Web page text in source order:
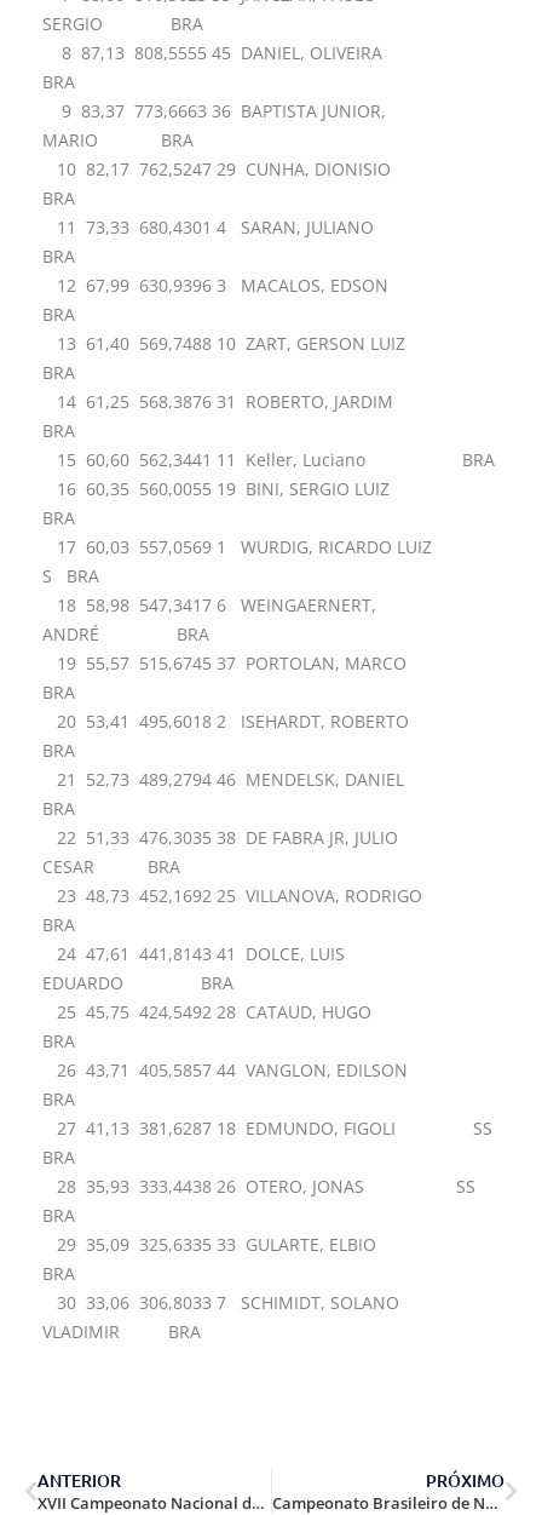
SERGIO BRA
8 87,13 808,5555 45 DANIEL, OLIVEIRA
BRA
9 83,37 773,6663 36 BAPTISTA JUNIOR,
MARIO BRA
10 82,17 762,5247 29 CUNHA, DIONISIO
BRA
11 73,33 680,4301 4 SARAN, JULIANO
BRA
12 67,99 630,9396 3 MACALOS, EDSON
BRA
13 61,40 569,7488 10 ZART, GERSON LUIZ
BRA
14 61,25 568,3876 31 ROBERTO, JARDIM
BRA
15 60,60 562,3441 11 Keller, Luciano BRA
16 60,35 560,0055 19 BINI, SERGIO LUIZ
BRA
17 60,03 557,0569 1 WURDIG, RICARDO LUIZ
S BRA
18 58,98 547,3417 6 WEINGAERNERT,
ANDRÉ BRA
19 55,57 515,6745 37 PORTOLAN, MARCO
BRA
20 53,41 495,6018 2 ISEHARDT, ROBERTO
BRA
21 52,73 489,2794 46 MENDELSK, DANIEL
BRA
22 51,33 476,3035 38 DE FABRA JR, JULIO
CESAR BRA
23 48,73 452,1692 25 VILLANOVA, RODRIGO
BRA
24 47,61 441,8143 41 DOLCE, LUIS
EDUARDO BRA
25 45,75 424,5492 28 CATAUD, HUGO
BRA
26 43,71 405,5857 44 VANGLON, EDILSON
BRA
27 41,13 381,6287 18 EDMUNDO, FIGOLI SS
BRA
28 35,93 333,4438 26 OTERO, JONAS SS
BRA
29 35,09 325,6335 33 GULARTE, ELBIO
BRA
30 33,06 306,8033 7 SCHIMIDT, SOLANO
VLADIMIR BRA
ANTERIOR
XVII Campeonato Nacional de IPSC 2005.
PRÓXIMO
Campeonato Brasileiro de NRA Rápido.